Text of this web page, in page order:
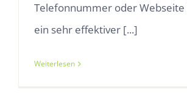
Telefonnummer oder
ein sehr effektiver [...]
Weiterlesen